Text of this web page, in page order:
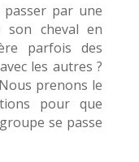
par une
son cheval en
parfois des
les autres ?
prenons le
pour que
se passe